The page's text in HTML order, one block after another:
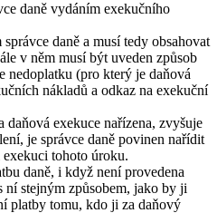
daně vydáním exekučního
daně a musí tedy obsahovat
v něm musí být uveden způsob
nedoplatku (pro který je daňová
nákladů a odkaz na exekuční
daňová exekuce nařízena, zvyšuje
je správce daně povinen nařídit
tohoto úroku.
daně, i když není provedena
ní stejným způsobem, jako by ji
platby tomu, kdo ji za daňový